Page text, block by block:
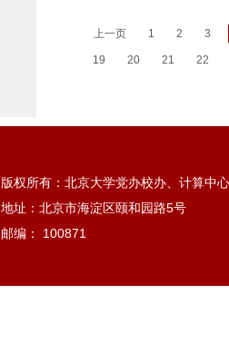
上一页 1 2 3
19 20 21 22
版权所有：北京大学党办校办、计算中心
地址：北京市海淀区颐和园路5号
邮编： 100871